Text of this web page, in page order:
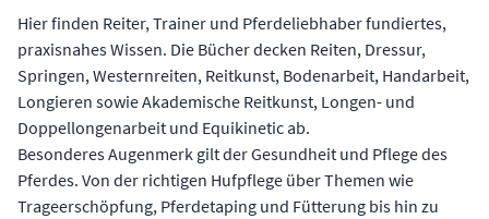
Hier finden Reiter, Trainer und Pferdeliebhaber fundiertes,
praxisnahes Wissen. Die Bücher decken Reiten, Dressur,
Springen, Westernreiten, Reitkunst, Bodenarbeit, Handarbeit,
Longieren sowie Akademische Reitkunst, Longen- und
Doppellongenarbeit und Equikinetic ab.
Besonderes Augenmerk gilt der Gesundheit und Pflege des
Pferdes. Von der richtigen Hufpflege über Themen wie
Trageerschöpfung, Pferdetaping und Fütterung bis hin zu